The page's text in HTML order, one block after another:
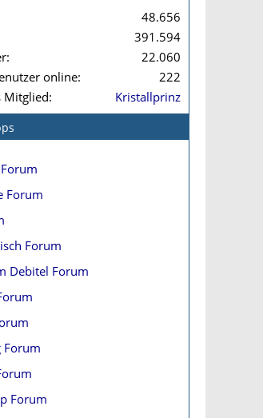
48.656
391.594
22.060
online
222
Mitglied
Kristallprinz
Forum
Forum
Debitel Forum
Forum
Forum